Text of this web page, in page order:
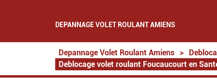
DEPANNAGE VOLET ROULANT AMIENS
Depannage Volet Roulant Amiens >
Deblocage volet roulant Foucaucourt en